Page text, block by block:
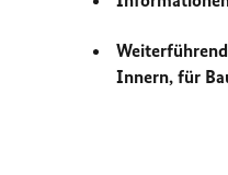
Innern, für